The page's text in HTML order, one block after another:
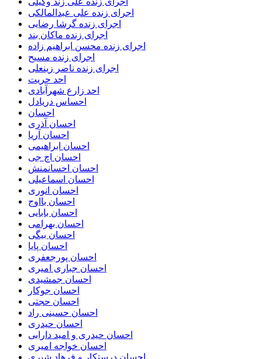
اجرای زنده علی عبدالمالکی
اجرای زنده گرشا رضایی
اجرای زنده ماکان بند
اجرای زنده محسن ابراهیم زاده
اجرای زنده مسیح
اجرای زنده ناصر زینعلی
احد حریت
احد زارع شهرآبادی
احساس دریادل
احسان
احسان آذری
احسان آریا
احسان ابراهیمی
احسان اچ جی
احسان احسانمنش
احسان اسماعیلی
احسان انوری
احسان بااوج
احسان بابایی
احسان بهرامی
احسان بیگی
احسان پایا
احسان پورجعفری
احسان جباری امیری
احسان جمشیدی
احسان جوکار
احسان حجتی
احسان حسینی راد
احسان حیدری
احسان حیدری و امید دارابی
احسان خواجه امیری